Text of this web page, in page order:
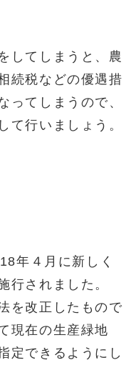
してしまうと、農
続税などの優遇措
ってしまうので、
て行いましょう。
年４月に新しく
行されました。
を改正したもので
現在の生産緑地
定できるようにし